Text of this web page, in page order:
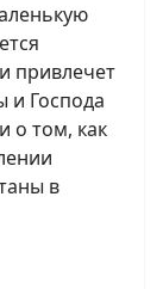
привлечет
и Господа
том, как
в